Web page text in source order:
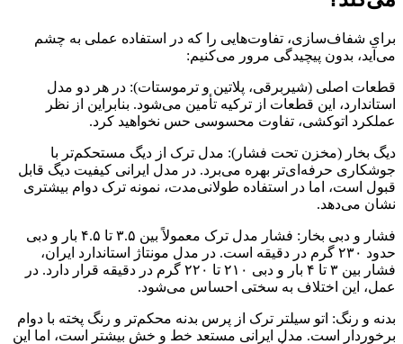
برای شفاف‌سازی، تفاوت‌هایی را که در استفاده عملی به چشم
می‌آید، بدون پیچیدگی مرور می‌کنیم:
قطعات اصلی (شیربرقی، پلاتین و ترموستات): در هر دو مدل
استاندارد، این قطعات از ترکیه تأمین می‌شود. بنابراین از نظر
عملکرد اتوکشی، تفاوت محسوسی حس نخواهید کرد.
دیگ بخار (مخزن تحت فشار): مدل ترک از دیگ مستحکم‌تر با
جوشکاری حرفه‌ای‌تر بهره می‌برد. در مدل ایرانی کیفیت دیگ قابل
قبول است، اما در استفاده طولانی‌مدت، نمونه ترک دوام بیشتری
نشان می‌دهد.
فشار و دبی بخار: فشار مدل ترک معمولاً بین ۳.۵ تا ۴.۵ بار و دبی
حدود ۲۳۰ گرم در دقیقه است. در مدل مونتاژ استاندارد ایران،
فشار بین ۳ تا ۴ بار و دبی ۲۱۰ تا ۲۲۰ گرم در دقیقه قرار دارد. در
عمل، این اختلاف به سختی احساس می‌شود.
بدنه و رنگ: اتو سیلتر ترک از پرس بدنه محکم‌تر و رنگ پخته با دوام
برخوردار است. مدل ایرانی مستعد خط و خش بیشتر است، اما این